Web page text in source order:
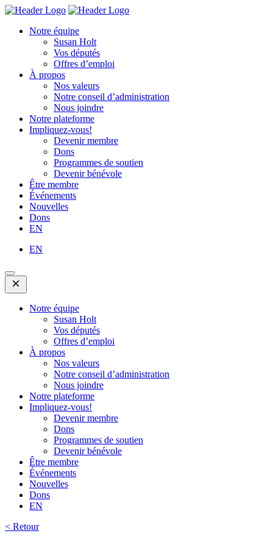
Skip
content
Homepage
Homepage
Notre équipe
Susan Holt
Vos députés
Offres d’emploi
À propos
Nos valeurs
Notre conseil d’administration
Nous joindre
Notre plateforme
Impliquez-vous!
Devenir membre
Dons
Programmes de soutien
Devenir bénévole
Être membre
Événements
Nouvelles
Dons
EN
EN
Open
Mobile
Menu
Notre équipe
Susan Holt
Vos députés
Offres d’emploi
À propos
Nos valeurs
Notre conseil d’administration
Nous joindre
Notre plateforme
Impliquez-vous!
Devenir membre
Dons
Programmes de soutien
Devenir bénévole
Être membre
Événements
Nouvelles
Dons
EN
< Retour